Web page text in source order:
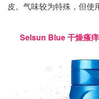
皮。气味较为特殊，但使
Selsun Blue 干燥瘙